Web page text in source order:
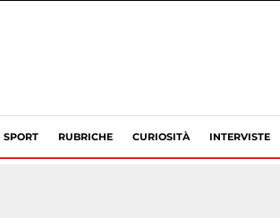
SPORT RUBRICHE CURIOSITÀ INTERVISTE